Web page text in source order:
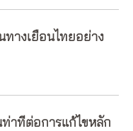
ทางเยือนไทยอย่าง
าทีต่อการแก้ไขหลัก